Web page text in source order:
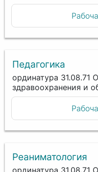
Педагогика
ординатура 31.08.71
здравоохранения и
Реаниматология
ординатура 31.08.71